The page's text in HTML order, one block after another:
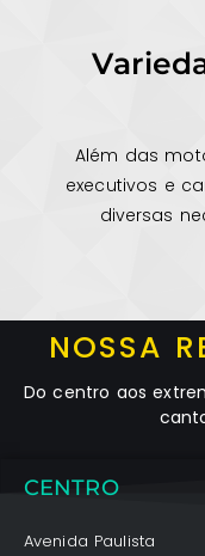
Além das
executivos e
diversas
NOSSA
Do centro aos
CENTRO
Avenida Paulista